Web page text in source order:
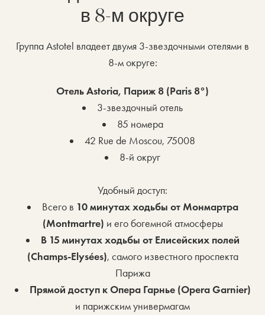
в 8-м округе
Группа Astotel владеет двумя 3-звездочными отелями в
8-м округе:
Отель Astoria, Париж 8 (Paris 8°)
3-звездочный отель
85 номера
42 Rue de Moscou, 75008
8-й округ
Удобный доступ:
Всего в 10 минутах ходьбы от Монмартра
(Montmartre) и его богемной атмосферы
В 15 минутах ходьбы от Елисейских полей
(Champs-Elysées), самого известного проспекта
Парижа
Прямой доступ к Опера Гарнье (Opera Garnier)
и парижским универмагам